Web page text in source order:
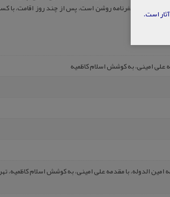
در متن سفرنامه روشن است، پس از چند روز اقامت، با
علی امینی، به کوشش اسلام کاظمیه
امین الدوله، با مقدمه علی امینی، به کوشش اسلام کاظمیه،
است.